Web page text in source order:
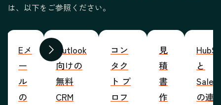
は、以下をご参照ください。
前へ 次へ
Eメ
ー
ル
の
Outlook
向けの
無料
CRM
コン
タク
ト プ
ロフ
見
積
書
作
と
の連